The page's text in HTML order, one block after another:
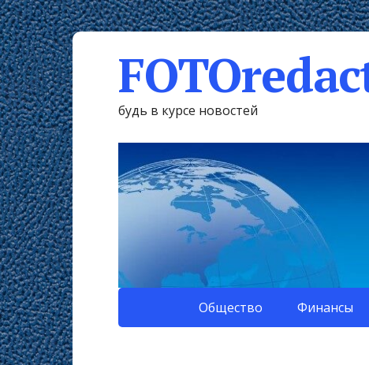
будь в курсе новостей
Общество Финансы